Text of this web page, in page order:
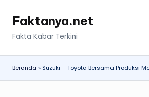
Faktanya.net
Fakta Kabar Terkini
Beranda » Suzuki – Toyota Bersama Produksi